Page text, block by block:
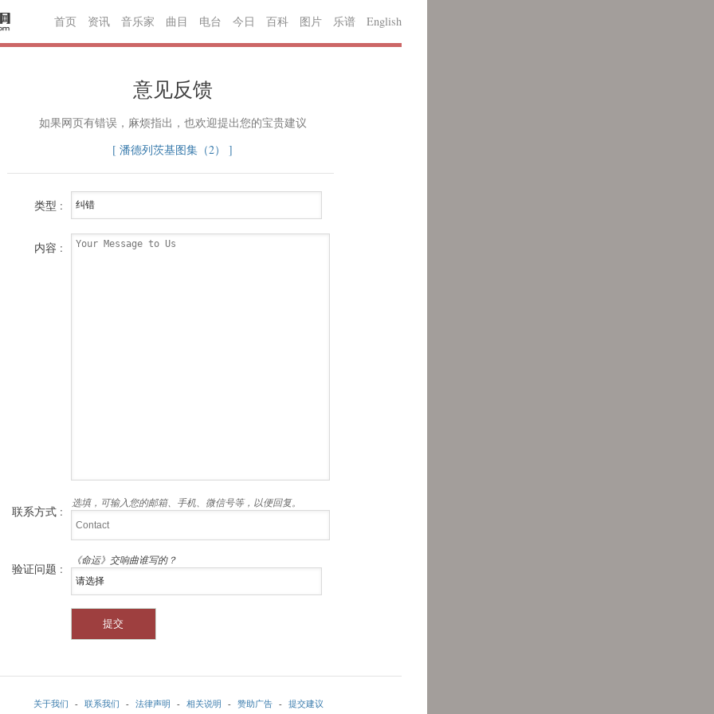
首页 资讯 音乐家 曲目 电台 今日 百科 图片 乐谱 English
意见反馈
如果网页有错误，麻烦指出，也欢迎提出您的宝贵建议
[ 潘德列茨基图集（2） ]
类型 :
内容 :
联系方式 :
选填，可输入您的邮箱、手机、微信号等，以便回复。
验证问题 :
《命运》交响曲谁写的？
关于我们 - 联系我们 - 法律声明 - 相关说明 - 赞助广告 - 提交建议